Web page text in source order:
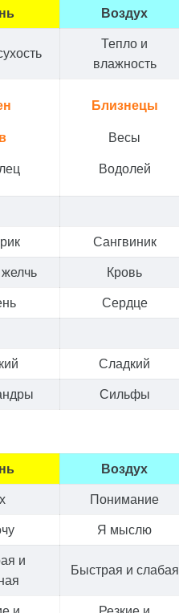
Воздух
Тепло и
влажность
Близнецы
Весы
Водолей
Сангвиник
Кровь
Сердце
Сладкий
Сильфы
Воздух
Понимание
Я мыслю
и
Быстрая и слабая